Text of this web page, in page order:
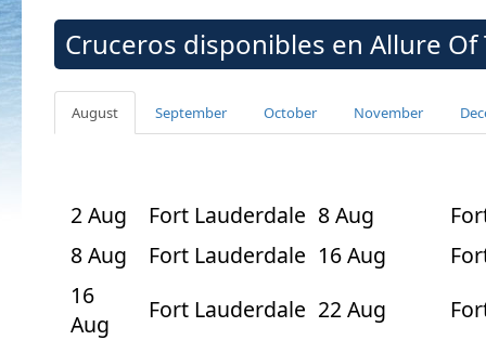
Cruceros disponibles en Allure Of
August September October November
2 Aug Fort Lauderdale 8 Aug
8 Aug
Fort Lauderdale 16 Aug
16
Aug
Fort Lauderdale 22 Aug